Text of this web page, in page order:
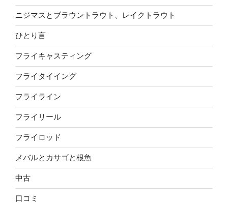
ニジマスとブラウントラウト、レイクトラウト
ひとり言
フライキャスティング
フライタイイング
フライライン
フライリール
フライロッド
メバルとカサゴと根魚
中古
口コミ